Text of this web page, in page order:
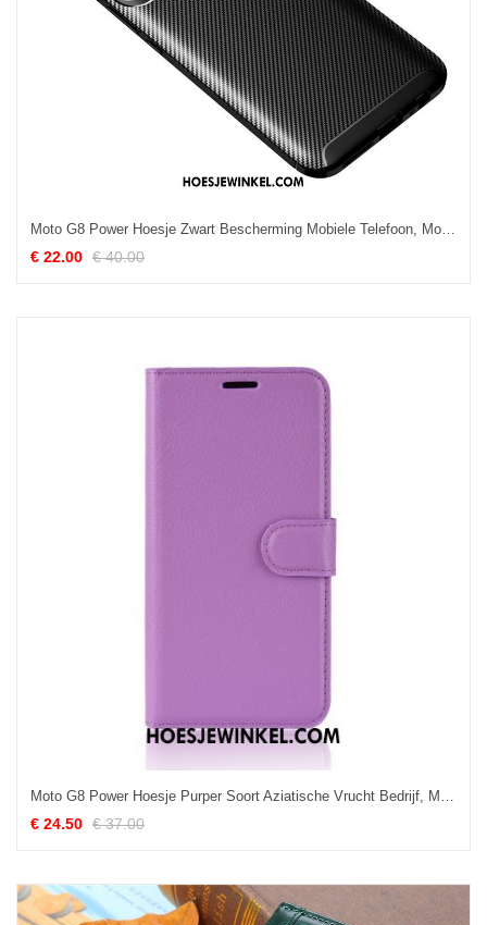
Moto G8 Power Hoesje Zwart Bescherming Mobiele Telefoon, Moto G8 Power Hoesje Fiber Anti-fall
€ 22.00 € 40.00
Moto G8 Power Hoesje Purper Soort Aziatische Vrucht Bedrijf, Moto G8 Power Hoesje Mobiele Telefoon Patroon
€ 24.50 € 37.00